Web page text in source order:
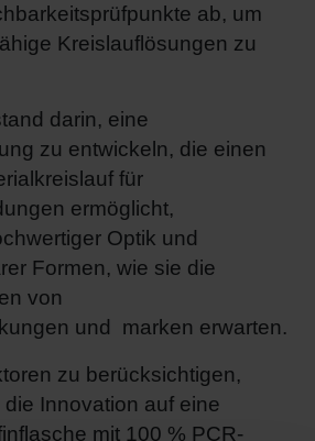
ab, um
Kreislauflösungen zu
darin, eine
zu entwickeln, die einen
für
ermöglicht,
Optik und
Formen, wie sie die
von
und marken erwarten.
zu berücksichtigen,
Innovation auf eine
mit 100 % PCR-